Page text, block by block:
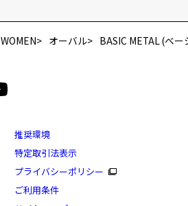
WOMEN オーバル BASIC METAL (ベ
推奨環境
特定取引法表示
プライバシーポリシー
ご利用条件